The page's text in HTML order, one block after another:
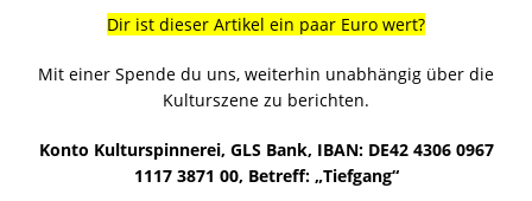
Dir ist dieser Artikel ein paar Euro wert?
Mit einer Spende du uns, weiterhin unabhängig über die
Kulturszene zu berichten.
Konto Kulturspinnerei, GLS Bank, IBAN: DE42 4306 0967
1117 3871 00, Betreff: „Tiefgang“